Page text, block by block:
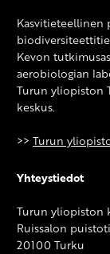
Kasvitieteellinen
Kevon
aerobiologian
Turun yliopiston
keskus.
>> Turun
Yhteystiedot
Turun yliopiston
Ruissalon
20100 Turku